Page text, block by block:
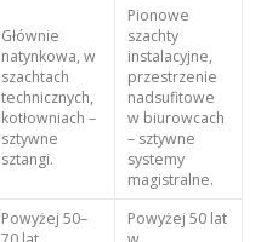
Głównie
natynkowa, w
szachtach
technicznych,
kotłowniach –
sztywne
sztangi.
Pionowe
szachty
instalacyjne,
przestrzenie
nadsufitowe
w biurowcach
– sztywne
systemy
magistralne.
Powyżej 50–
Powyżej 50 lat